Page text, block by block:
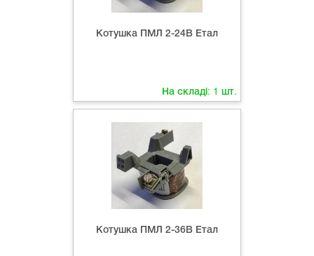
Котушка ПМЛ 2-24В Етал
На складі: 1 шт.
Котушка ПМЛ 2-36В Етал